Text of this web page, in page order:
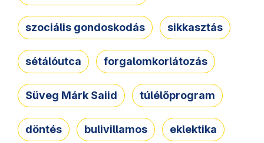
szociális gondoskodás sikkasztás
sétálóutca forgalomkorlátozás
Süveg Márk Saiid túlélőprogram
döntés bulivillamos eklektika